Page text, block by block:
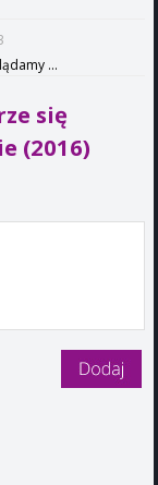
...
się
(2016)